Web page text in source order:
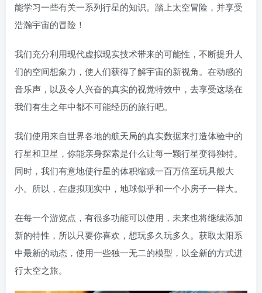
能学习一些有关一系列行星的知识。踏上太空冒险，并享受
浩瀚宇宙的冒险！
我们充分利用现代虚拟现实技术带来的可能性，不断提升人
们的空间想象力，使人们获得了解宇宙的新视角。在动感的
音乐声，以及令人兴奋的真实的视觉特效中，去享受这场在
我们有生之年中都不可能经历的旅行吧。
我们使用来自世界各地的航天局的真实数据来打造体验中的
行星和卫星，你能亲身探索是什么让每一颗行星变得独特。
同时，我们有意地使行星的体积缩减一百万倍至玩具般大
小。所以，在虚拟现实中，地球似乎和一个小房子一样大。
在每一个游览点，有很多功能可以使用，未来也将继续添加
新的特性，所以只要你喜欢，想玩多久玩多久。获取太阳系
中最新的动态，使用一些独一无二的模型，以全新的方式进
行太空之旅。